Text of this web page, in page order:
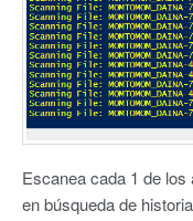
Escanea cada 1 de
en búsqueda de